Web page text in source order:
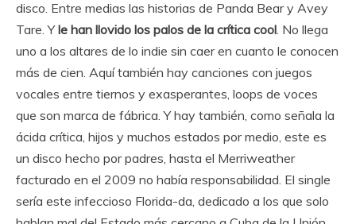
disco. Entre medias las historias de Panda Bear y Avey
Tare. Yle han llovido los palos de la crítica cool . No llega
uno a los altares de lo indie sin caer en cuanto le conocen
más de cien. Aquí también hay canciones con juegos
vocales entre tiernos y exasperantes, loops de voces
que son marca de fábrica. Y hay también, como señala la
ácida crítica, hijos y muchos estados por medio, este es
un disco hecho por padres, hasta el Merriweather
facturado en el 2009 no había responsabilidad. El single
sería este infeccioso Florida-da, dedicado a los que solo